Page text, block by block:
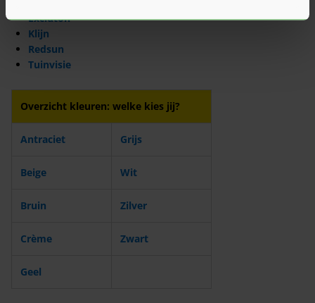
Excluton
Klijn
Redsun
Tuinvisie
Overzicht kleuren: welke kies jij?
Antraciet Grijs
Beige Wit
Bruin Zilver
Crème Zwart
Geel